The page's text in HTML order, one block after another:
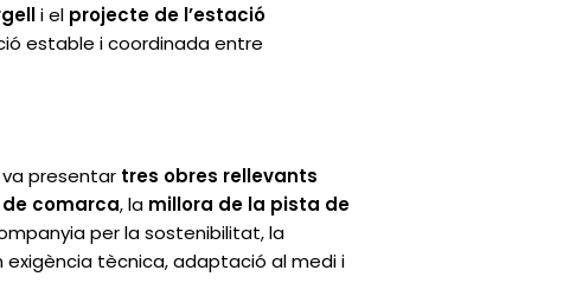
i el projecte de l’estació
estable i coordinada entre
va presentar tres obres rellevants
de comarca, la millora de la pista de
per la sostenibilitat, la
tècnica, adaptació al medi i